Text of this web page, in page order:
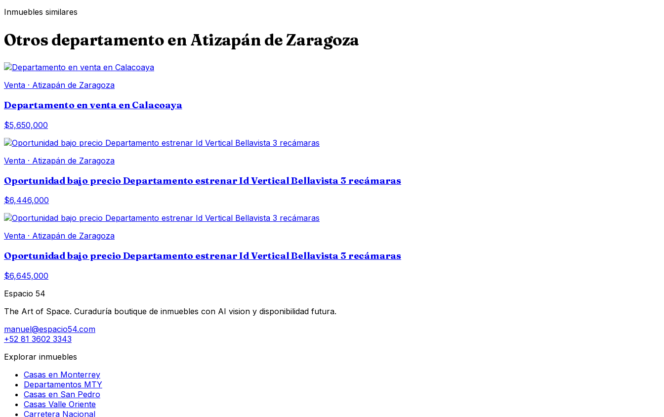
Inmuebles similares
Otros departamento en Atizapán de Zaragoza
Venta · Atizapán de Zaragoza
Departamento en venta en Calacoaya
$5,650,000
Venta · Atizapán de Zaragoza
Oportunidad bajo precio Departamento estrenar Id Vertical Bellavista 3 recámaras
$6,446,000
Venta · Atizapán de Zaragoza
Oportunidad bajo precio Departamento estrenar Id Vertical Bellavista 3 recámaras
$6,645,000
Espacio 54
The Art of Space. Curaduría boutique de inmuebles con AI vision y disponibilidad futura.
manuel@espacio54.com
+52 81 3602 3343
Explorar inmuebles
Casas en Monterrey
Departamentos MTY
Casas en San Pedro
Casas Valle Oriente
Carretera Nacional